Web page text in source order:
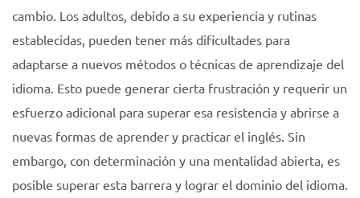
cambio. Los adultos, debido a su experiencia y rutinas
establecidas, pueden tener más dificultades para
adaptarse a nuevos métodos o técnicas de aprendizaje del
idioma. Esto puede generar cierta frustración y requerir un
esfuerzo adicional para superar esa resistencia y abrirse a
nuevas formas de aprender y practicar el inglés. Sin
embargo, con determinación y una mentalidad abierta, es
posible superar esta barrera y lograr el dominio del idioma.